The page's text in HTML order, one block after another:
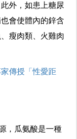
外，如患上糖尿
會使體內的鋅含
瘦肉類、火雞肉
傳授「性愛距
，瓜氨酸是一種